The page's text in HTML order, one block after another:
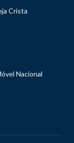
Crista
Nacional